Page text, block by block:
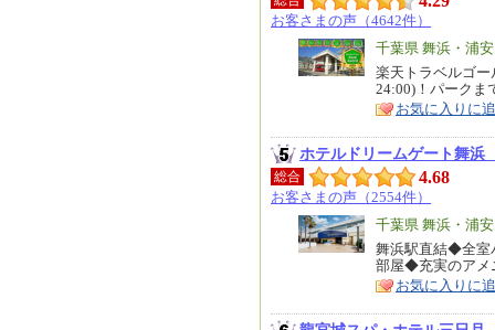
お客さまの声（4642件）
エ
リ
ア
千葉県 舞浜・浦
特
徴
楽天トラベルゴ
24:00)！パークま
お気に入りに
ホテルドリームゲート舞浜
総合 4.68
お客さまの声（2554件）
エ
リ
ア
千葉県 舞浜・浦
特
徴
舞浜駅直結◆全室
部屋◆充実のアメ
お気に入りに